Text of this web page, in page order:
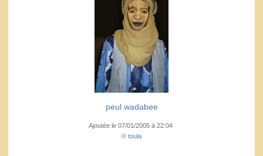
peul wadabee
Ajoutée le 07/01/2005 à 22:04
© toula